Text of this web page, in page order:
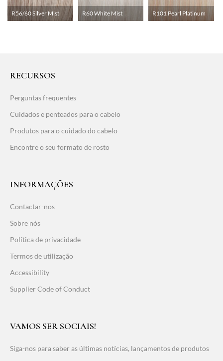
R56/60 Silver Mist R60 White Mist R101 Pearl Platinum
RECURSOS
Perguntas frequentes
Cuidados e penteados para o cabelo
Produtos para o cuidado do cabelo
Encontre o seu formato de rosto
INFORMAÇÕES
Contactar-nos
Sobre nós
Política de privacidade
Termos de utilização
Accessibility
Supplier Code of Conduct
VAMOS SER SOCIAIS!
Siga-nos para saber as últimas notícias, lançamentos de produtos